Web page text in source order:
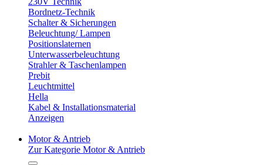
Bordnetz-Technik
Schalter & Sicherungen
Beleuchtung/ Lampen
Positionslaternen
Unterwasserbeleuchtung
Strahler & Taschenlampen
Prebit
Leuchtmittel
Hella
Kabel & Installationsmaterial
Anzeigen
Motor & Antrieb
Zur Kategorie Motor & Antrieb